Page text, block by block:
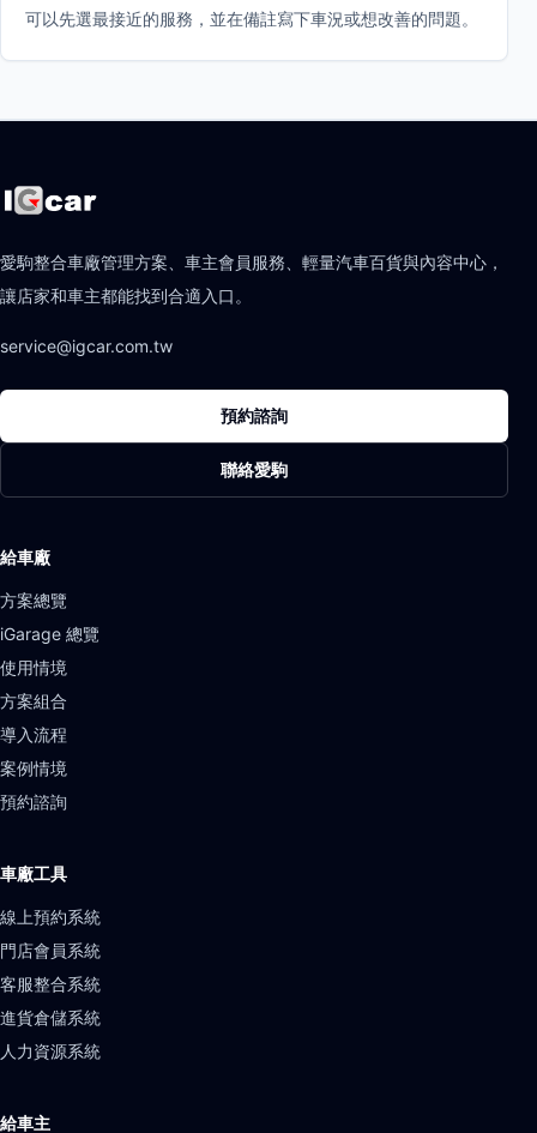
可以先選最接近的服務，並在備註寫下車況或想改善的問題。
愛駒整合車廠管理方案、車主會員服務、輕量汽車百貨與內容中心，
讓店家和車主都能找到合適入口。
service@igcar.com.tw
預約諮詢
聯絡愛駒
給車廠
方案總覽
iGarage 總覽
使用情境
方案組合
導入流程
案例情境
預約諮詢
車廠工具
線上預約系統
門店會員系統
客服整合系統
進貨倉儲系統
人力資源系統
給車主